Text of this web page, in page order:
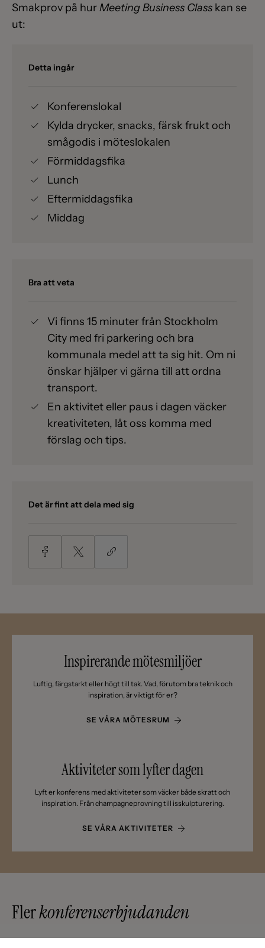
Smakprov på hurMeeting Business Class kan se
ut:
Detta ingår
Konferenslokal
Kylda drycker, snacks, färsk frukt och
smågodis i möteslokalen
Förmiddagsfika
Lunch
Eftermiddagsfika
Middag
Bra att veta
Vi finns 15 minuter från Stockholm
City med fri parkering och bra
kommunala medel att ta sig hit. Om ni
önskar hjälper vi gärna till att ordna
transport.
En aktivitet eller paus i dagen väcker
kreativiteten, låt oss komma med
förslag och tips.
Det är fint att dela med sig
Inspirerande mötesmiljöer
Luftig, färgstarkt eller högt till tak. Vad, förutom bra teknik och
inspiration, är viktigt för er?
SE VÅRA MÖTESRUM
Aktiviteter som lyfter dagen
Lyft er konferens med aktiviteter som väcker både skratt och
inspiration. Från champagneprovning till isskulpturering.
SE VÅRA AKTIVITETER
Flerkonferenserbjudanden